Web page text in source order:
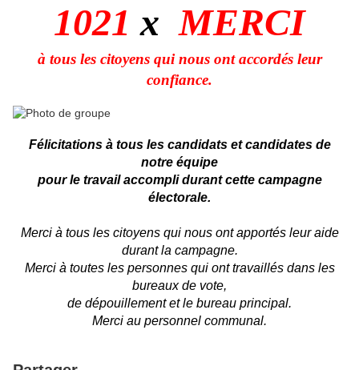
1021x MERCI
à tous les citoyens qui nous ont accordés leur
confiance.
Félicitations à tous les candidats et candidates de
notre équipe
pour le travail accompli durant cette campagne
électorale.
Merci à tous les citoyens qui nous ont apportés leur aide
durant la campagne.
Merci à toutes les personnes qui ont travaillés dans les
bureaux de vote,
de dépouillement et le bureau principal.
Merci au personnel communal.